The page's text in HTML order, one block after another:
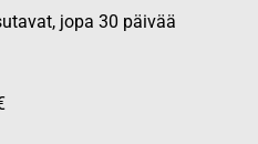
jopa 30 päivää